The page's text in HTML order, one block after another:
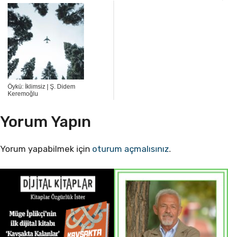
Öykü: İklimsiz | Ş. Didem
Keremoğlu
Yorum Yapın
Yorum yapabilmek için oturum açmalısınız.